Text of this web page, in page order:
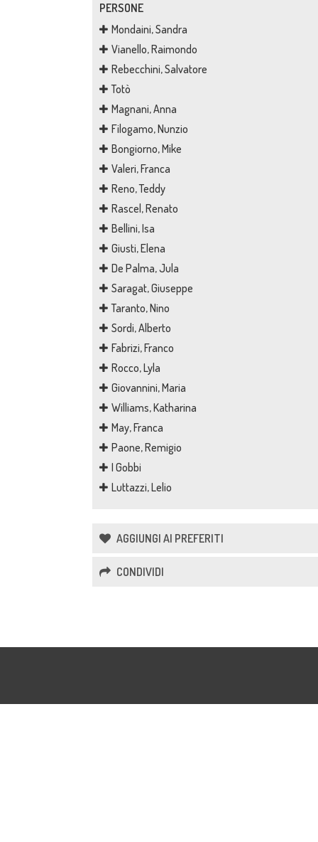
PERSONE
Mondaini, Sandra
Vianello, Raimondo
Rebecchini, Salvatore
Totò
Magnani, Anna
Filogamo, Nunzio
Bongiorno, Mike
Valeri, Franca
Reno, Teddy
Rascel, Renato
Bellini, Isa
Giusti, Elena
De Palma, Jula
Saragat, Giuseppe
Taranto, Nino
Sordi, Alberto
Fabrizi, Franco
Rocco, Lyla
Giovannini, Maria
Williams, Katharina
May, Franca
Paone, Remigio
I Gobbi
Luttazzi, Lelio
AGGIUNGI AI PREFERITI
CONDIVIDI